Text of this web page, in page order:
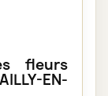
fleurs
EN-